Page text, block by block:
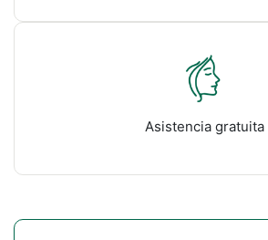
Asistencia gratuita